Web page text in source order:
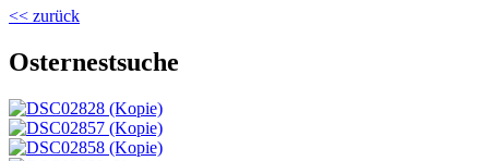
<< zurück
Osternestsuche